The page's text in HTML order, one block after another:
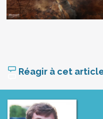
Réagir à cet